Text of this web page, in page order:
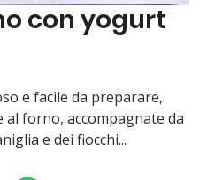
con yogurt
e facile da preparare,
al forno, accompagnate da
e dei fiocchi...